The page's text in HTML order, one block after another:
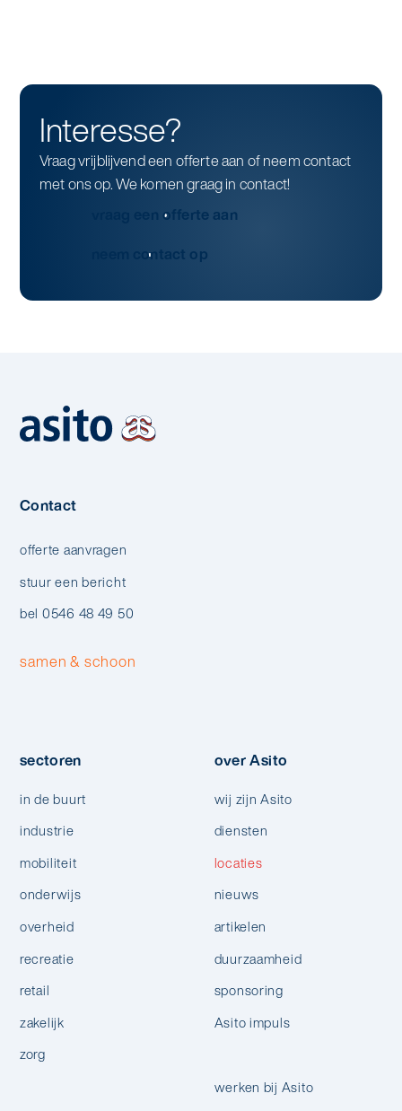
Interesse?
Vraag vrijblijvend een offerte aan of neem contact
met ons op. We komen graag in contact!
vraag een offerte aan
neem contact op
Contact
offerte aanvragen
stuur een bericht
bel 0546 48 49 50
samen & schoon
sectoren
in de buurt
industrie
mobiliteit
onderwijs
overheid
recreatie
retail
zakelijk
zorg
over Asito
wij zijn Asito
diensten
locaties
nieuws
artikelen
duurzaamheid
sponsoring
Asito impuls
werken bij Asito